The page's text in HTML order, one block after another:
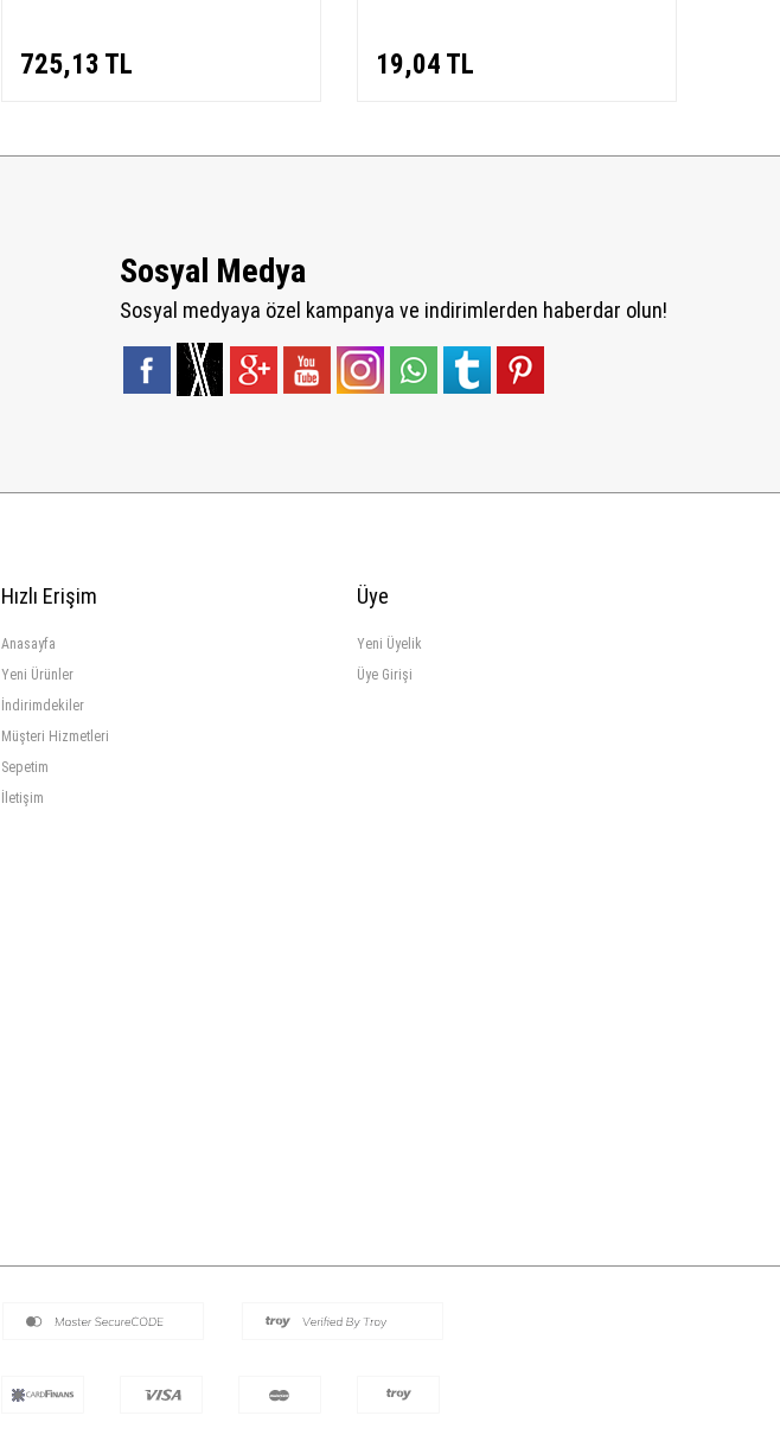
725,13 TL 19,04 TL
Sosyal Medya
Sosyal medyaya özel kampanya ve indirimlerden haberdar olun!
Hızlı Erişim
Anasayfa
Yeni Ürünler
İndirimdekiler
Müşteri Hizmetleri
Sepetim
İletişim
Üye
Yeni Üyelik
Üye Girişi